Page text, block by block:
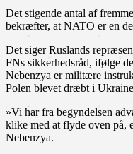
Det stigende antal af
bekræfter, at NATO er en
Det siger Ruslands
FNs sikkerhedsråd, ifølge
Nebenzya er militære
Polen blevet dræbt i
»Vi har fra begyndelsen
klike med at flyde oven på,
Nebenzya.